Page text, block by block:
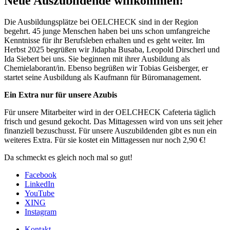
Die Ausbildungsplätze bei OELCHECK sind in der Region
begehrt. 45 junge Menschen haben bei uns schon umfangreiche
Kenntnisse für ihr Berufsleben erhalten und es geht weiter. Im
Herbst 2025 begrüßen wir Jidapha Busaba, Leopold Dirscherl und
Ida Siebert bei uns. Sie beginnen mit ihrer Ausbildung als
Chemielaborant/in. Ebenso begrüßen wir Tobias Geisberger, er
startet seine Ausbildung als Kaufmann für Büromanagement.
Ein Extra nur für unsere Azubis
Für unsere Mitarbeiter wird in der OELCHECK Cafeteria täglich
frisch und gesund gekocht. Das Mittagessen wird von uns seit jeher
finanziell bezuschusst. Für unsere Auszubildenden gibt es nun ein
weiteres Extra. Für sie kostet ein Mittagessen nur noch 2,90 €!
Da schmeckt es gleich noch mal so gut!
Facebook
LinkedIn
YouTube
XING
Instagram